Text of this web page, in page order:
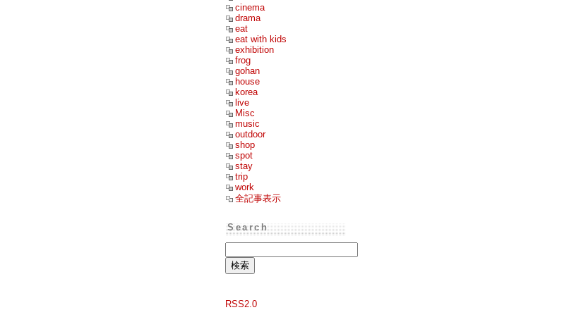
cinema
drama
eat
eat with kids
exhibition
frog
gohan
house
korea
live
Misc
music
outdoor
shop
spot
stay
trip
work
全記事表示
Search
RSS2.0